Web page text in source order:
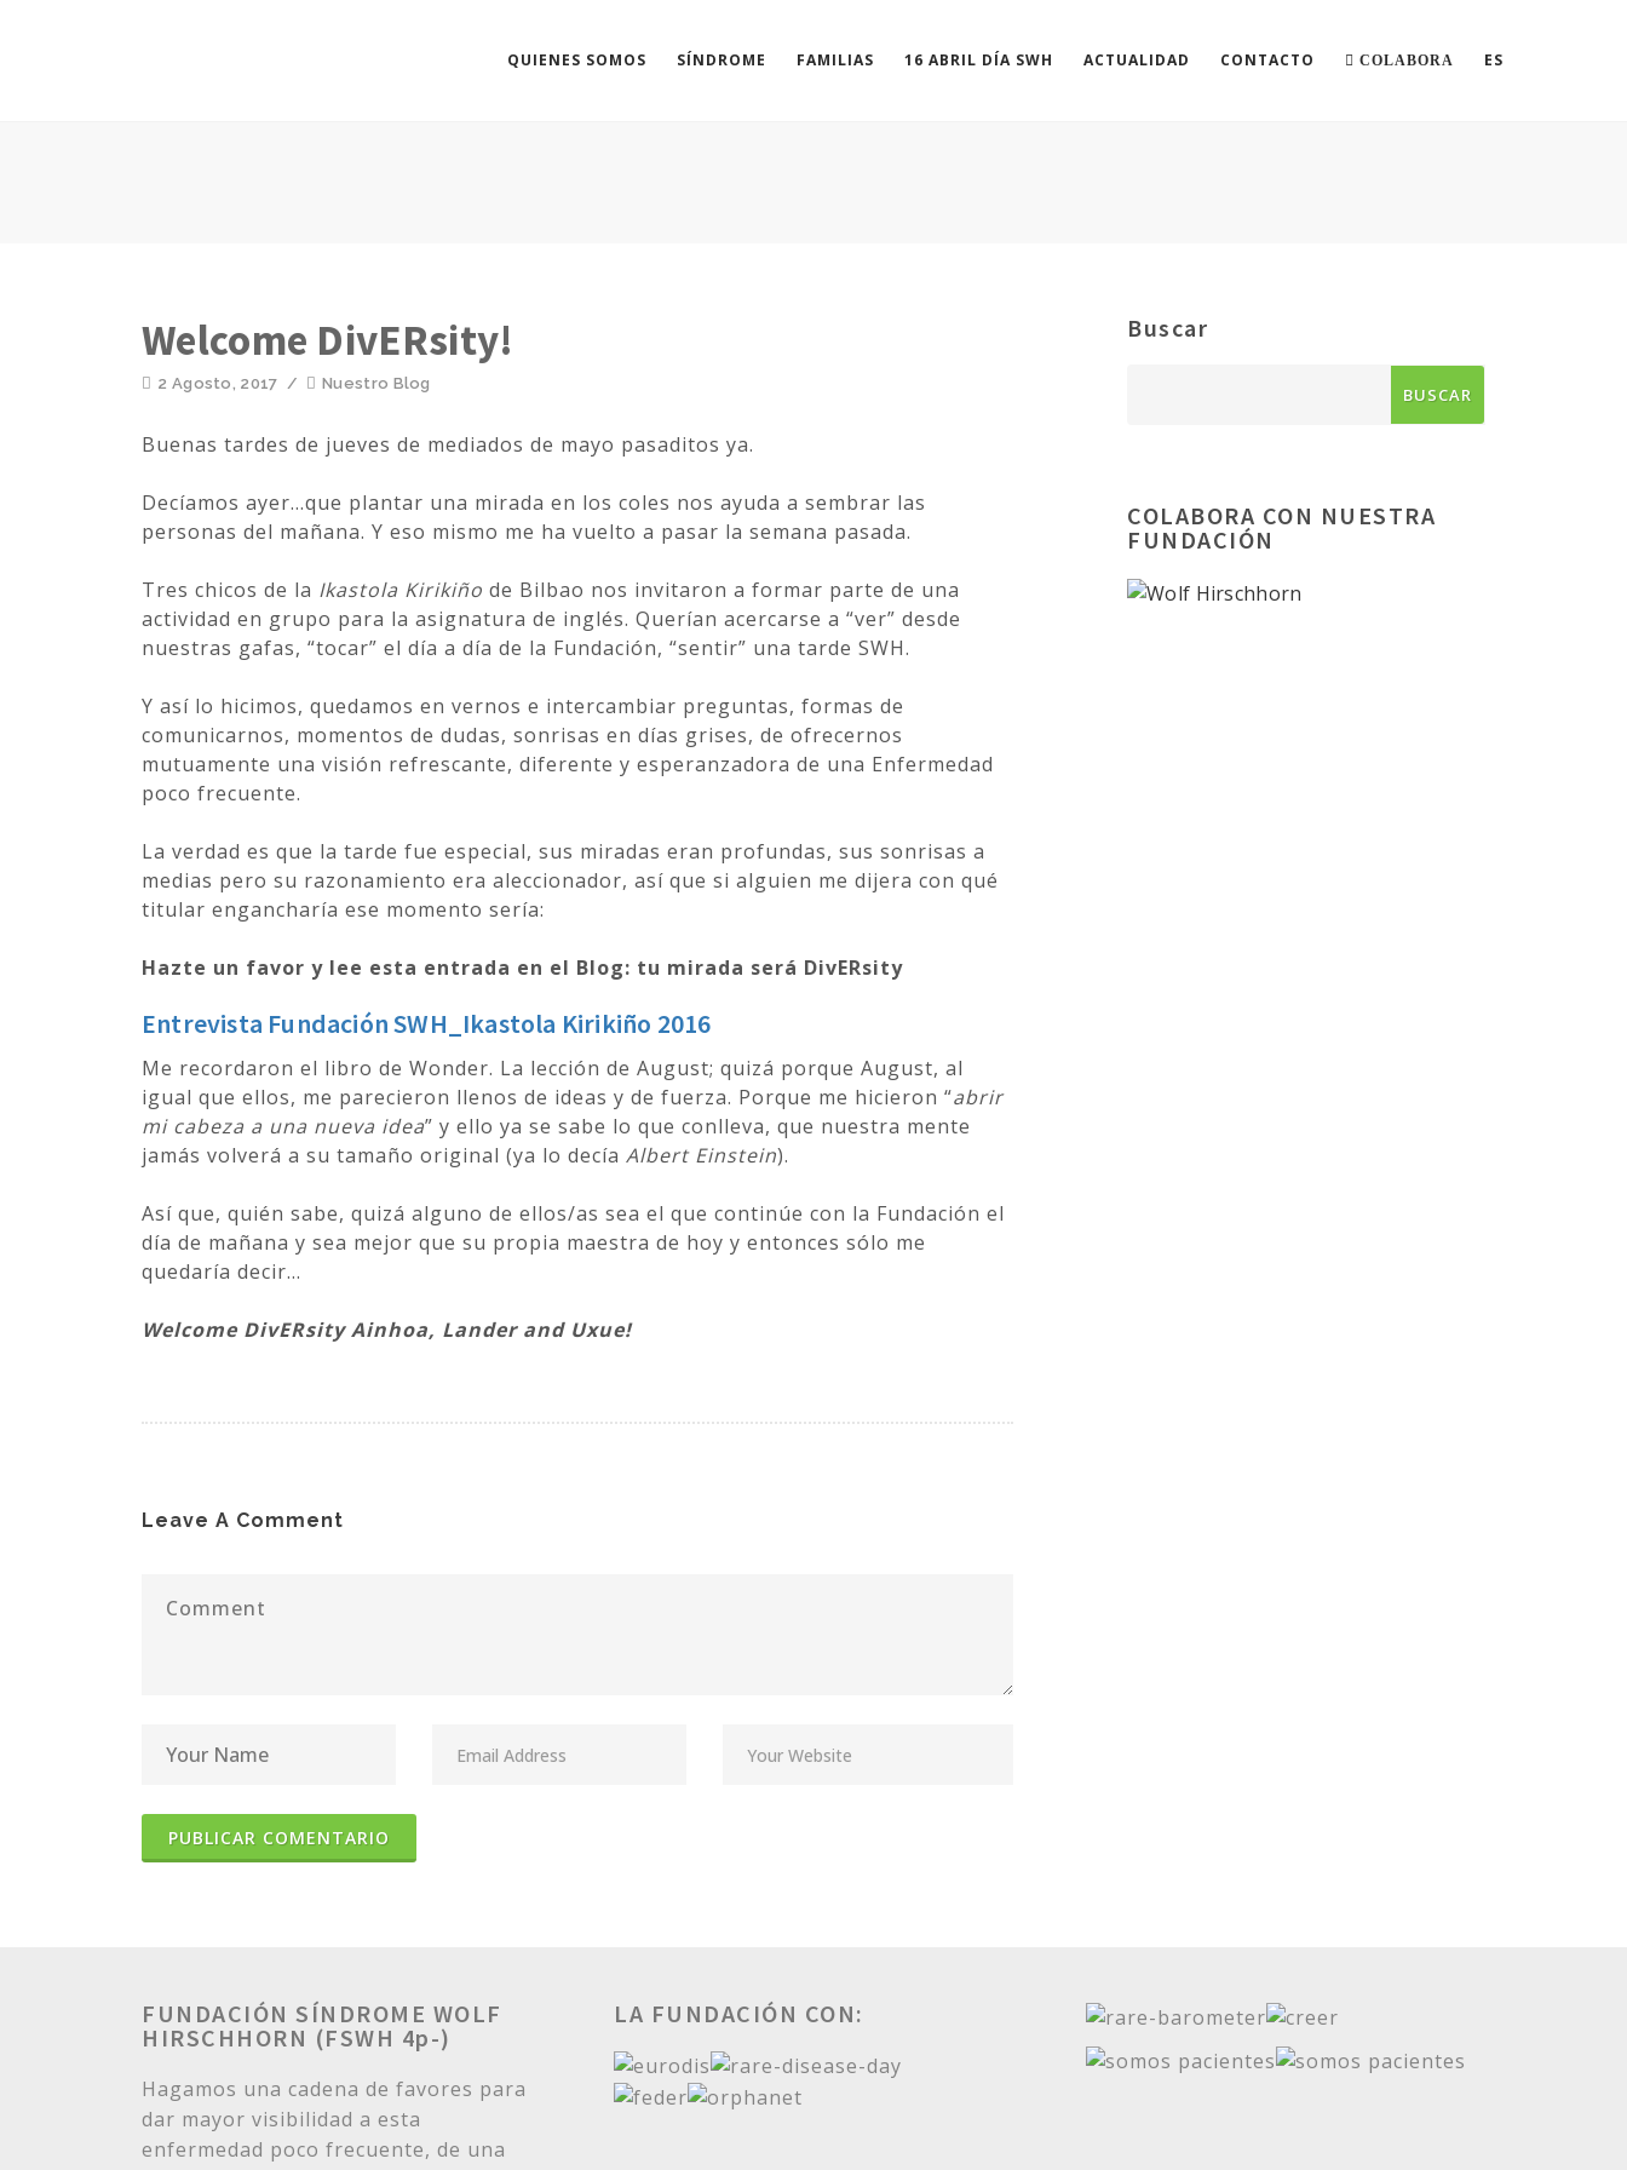
QUIENES SOMOS SÍNDROME FAMILIAS 16 ABRIL DÍA SWH ACTUALIDAD CONTACTO COLABORA ES
Welcome DivERsity!
2 Agosto, 2017 / Nuestro Blog
Buenas tardes de jueves de mediados de mayo pasaditos ya.
Decíamos ayer…que plantar una mirada en los coles nos ayuda a sembrar las
personas del mañana. Y eso mismo me ha vuelto a pasar la semana pasada.
Tres chicos de la Ikastola Kirikiño de Bilbao nos invitaron a formar parte de una
actividad en grupo para la asignatura de inglés. Querían acercarse a “ver” desde
nuestras gafas, “tocar” el día a día de la Fundación, “sentir” una tarde SWH.
Y así lo hicimos, quedamos en vernos e intercambiar preguntas, formas de
comunicarnos, momentos de dudas, sonrisas en días grises, de ofrecernos
mutuamente una visión refrescante, diferente y esperanzadora de una Enfermedad
poco frecuente.
La verdad es que la tarde fue especial, sus miradas eran profundas, sus sonrisas a
medias pero su razonamiento era aleccionador, así que si alguien me dijera con qué
titular engancharía ese momento sería:
Hazte un favor y lee esta entrada en el Blog: tu mirada será DivERsity
Entrevista Fundación SWH_Ikastola Kirikiño 2016
Me recordaron el libro de Wonder. La lección de August; quizá porque August, al
igual que ellos, me parecieron llenos de ideas y de fuerza. Porque me hicieron “abrir
mi cabeza a una nueva idea” y ello ya se sabe lo que conlleva, que nuestra mente
jamás volverá a su tamaño original (ya lo decía Albert Einstein).
Así que, quién sabe, quizá alguno de ellos/as sea el que continúe con la Fundación el
día de mañana y sea mejor que su propia maestra de hoy y entonces sólo me
quedaría decir…
Welcome DivERsity Ainhoa, Lander and Uxue!
Leave A Comment
Buscar
COLABORA CON NUESTRA
FUNDACIÓN
FUNDACIÓN SÍNDROME WOLF
HIRSCHHORN (FSWH 4p-)
Hagamos una cadena de favores para
dar mayor visibilidad a esta
enfermedad poco frecuente, de una
LA FUNDACIÓN CON: